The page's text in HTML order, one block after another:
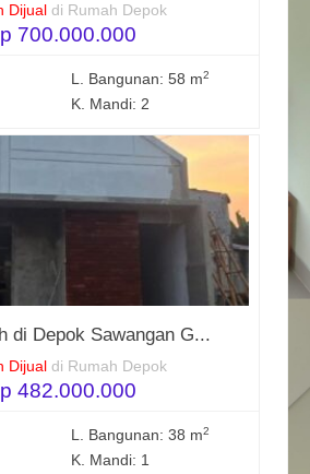
Dijual di Rumah Depok
700.000.000
L. Bangunan: 58 m2
K. Mandi: 2
di Depok Sawangan G...
Dijual di Rumah Depok
482.000.000
L. Bangunan: 38 m2
K. Mandi: 1